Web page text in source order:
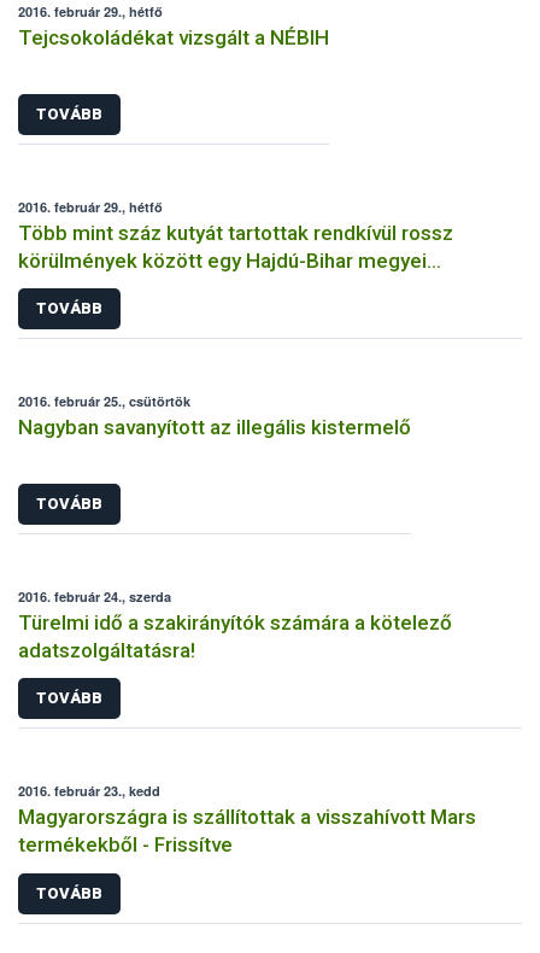
2016. február 29., hétfő
Tejcsokoládékat vizsgált a NÉBIH
TOVÁBB
2016. február 29., hétfő
Több mint száz kutyát tartottak rendkívül rossz
körülmények között egy Hajdú-Bihar megyei
tenyészetben
TOVÁBB
2016. február 25., csütörtök
Nagyban savanyított az illegális kistermelő
TOVÁBB
2016. február 24., szerda
Türelmi idő a szakirányítók számára a kötelező
adatszolgáltatásra!
TOVÁBB
2016. február 23., kedd
Magyarországra is szállítottak a visszahívott Mars
termékekből - Frissítve
TOVÁBB